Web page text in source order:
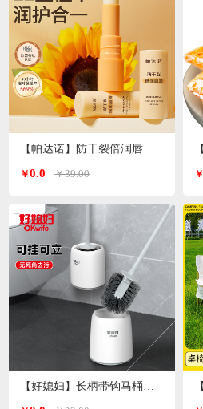
【帕达诺】防干裂倍润唇膏3g/支*2支
￥0.0 ￥39.00 ￥